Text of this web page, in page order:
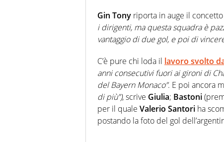
Gin Tony riporta in auge il
i dirigenti, ma questa squadra è
vantaggio di due gol, e poi di
C’è pure chi loda il lavoro svolto
anni consecutivi fuori ai gironi di
del Bayern Monaco”. E poi ancora
di più”), scrive Giulia; Bastoni
per il quale Valerio Santori ha
postando la foto del gol